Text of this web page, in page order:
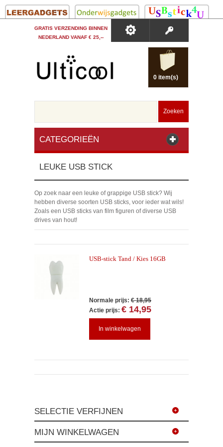
GRATIS VERZENDING BINNEN
NEDERLAND VANAF € 25,--
0 item(s)
Zoeken
CATEGORIEËN
LEUKE USB STICK
Op zoek naar een leuke of grappige USB stick? Wij
hebben diverse soorten USB sticks, voor ieder wat wils!
Zoals een USB sticks van film figuren of diverse USB
drives van hout!
USB-stick Tand / Kies 16GB
Normale prijs: € 18,95
Actie prijs: € 14,95
In winkelwagen
SELECTIE VERFIJNEN
MIJN WINKELWAGEN